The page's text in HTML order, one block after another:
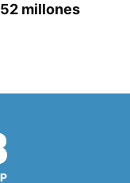
millones